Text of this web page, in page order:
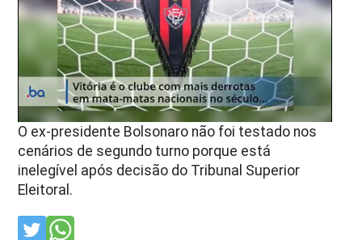
O ex-presidente Bolsonaro não foi testado nos
cenários de segundo turno porque está
inelegível após decisão do Tribunal Superior
Eleitoral.